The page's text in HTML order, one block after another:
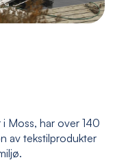
Moss, har over 140
av tekstilprodukter